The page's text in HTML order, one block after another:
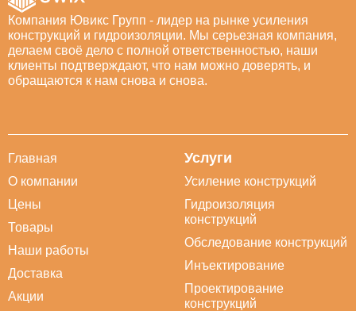
Компания Ювикс Групп - лидер на рынке усиления
конструкций и гидроизоляции. Мы серьезная компания,
делаем своё дело с полной ответственностью, наши
клиенты подтверждают, что нам можно доверять, и
обращаются к нам снова и снова.
Главная
О компании
Цены
Товары
Наши работы
Доставка
Акции
Услуги
Усиление конструкций
Гидроизоляция
конструкций
Обследование конструкций
Инъектирование
Проектирование
конструкций